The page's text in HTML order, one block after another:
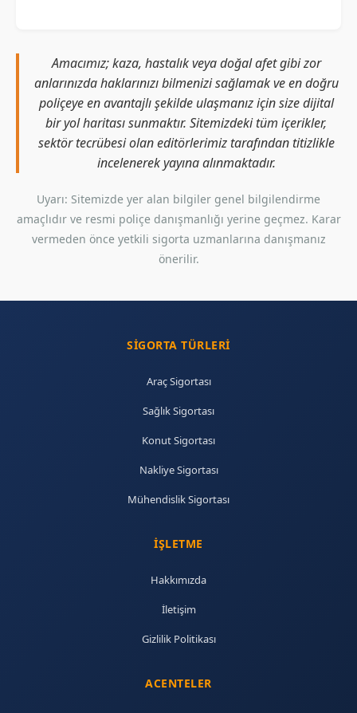
Amacımız; kaza, hastalık veya doğal afet gibi zor
anlarınızda haklarınızı bilmenizi sağlamak ve en doğru
poliçeye en avantajlı şekilde ulaşmanız için size dijital
bir yol haritası sunmaktır. Sitemizdeki tüm içerikler,
sektör tecrübesi olan editörlerimiz tarafından titizlikle
incelenerek yayına alınmaktadır.
Uyarı: Sitemizde yer alan bilgiler genel bilgilendirme
amaçlıdır ve resmi poliçe danışmanlığı yerine geçmez. Karar
vermeden önce yetkili sigorta uzmanlarına danışmanız
önerilir.
SIGORTA TÜRLERI
Araç Sigortası
Sağlık Sigortası
Konut Sigortası
Nakliye Sigortası
Mühendislik Sigortası
İŞLETME
Hakkımızda
İletişim
Gizlilik Politikası
ACENTELER